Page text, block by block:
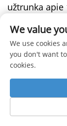
užtrunka apie
šalių. -Pilnas
sistema, kad
patirtį, greitą
Pirkėjų
We value
We use cookies
you don't want
cookies.